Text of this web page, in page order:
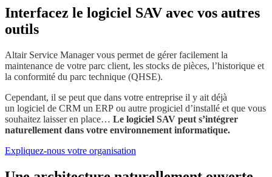
Interfacez le logiciel SAV avec vos autres
outils
Altair Service Manager vous permet de gérer facilement la
maintenance de votre parc client, les stocks de pièces, l’historique et
la conformité du parc technique (QHSE).
Cependant, il se peut que dans votre entreprise il y ait déjà
un logiciel de CRM un ERP ou autre progiciel d’installé et que vous
souhaitez laisser en place… Le logiciel SAV peut s’intégrer
naturellement dans votre environnement informatique.
Expliquez-nous votre organisation